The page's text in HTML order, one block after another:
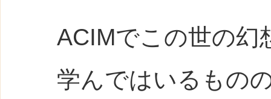
ACIMでこの世の幻
学んではいるもの